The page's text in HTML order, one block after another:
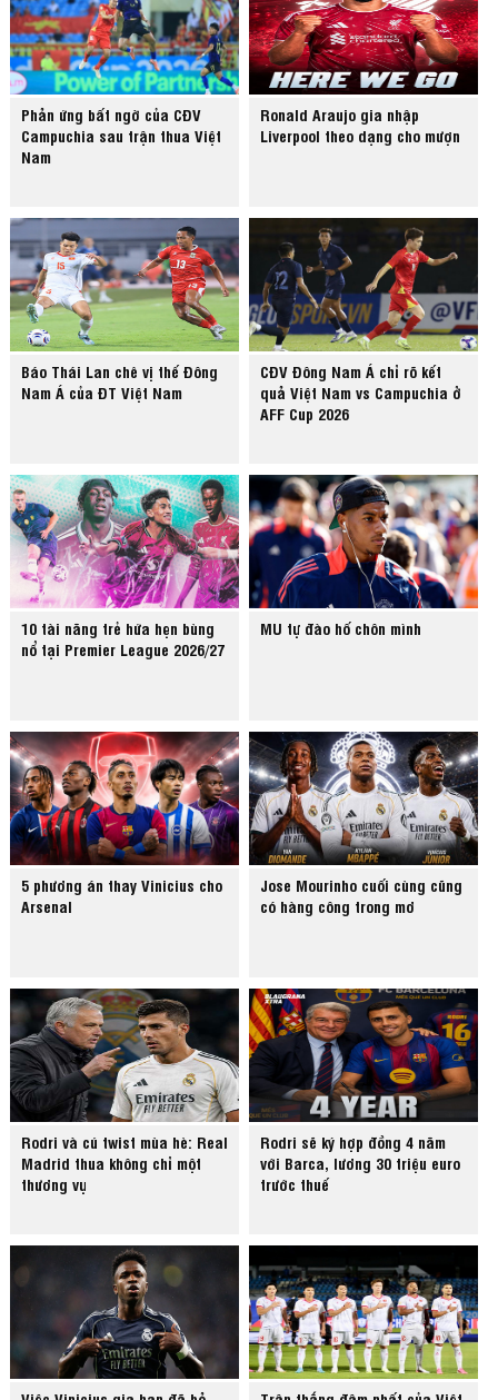
Phản ứng bất ngờ của CĐV
Campuchia sau trận thua Việt
Nam
Ronald Araujo gia nhập
Liverpool theo dạng cho mượn
Báo Thái Lan chê vị thế Đông
Nam Á của ĐT Việt Nam
CĐV Đông Nam Á chỉ rõ kết
quả Việt Nam vs Campuchia ở
AFF Cup 2026
10 tài năng trẻ hứa hẹn bùng
nổ tại Premier League 2026/27
MU tự đào hố chôn mình
5 phương án thay Vinicius cho
Arsenal
Jose Mourinho cuối cùng cũng
có hàng công trong mơ
Rodri và cú twist mùa hè: Real
Madrid thua không chỉ một
thương vụ
Rodri sẽ ký hợp đồng 4 năm
với Barca, lương 30 triệu euro
trước thuế